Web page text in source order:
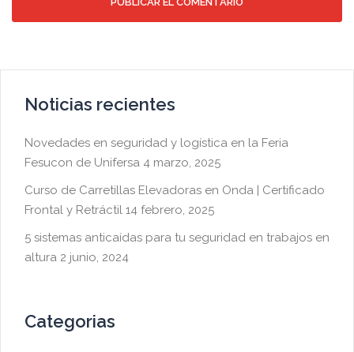
Noticias recientes
Novedades en seguridad y logística en la Feria
Fesucon de Unifersa 4 marzo, 2025
Curso de Carretillas Elevadoras en Onda | Certificado
Frontal y Retráctil 14 febrero, 2025
5 sistemas anticaídas para tu seguridad en trabajos en
altura 2 junio, 2024
Categorias